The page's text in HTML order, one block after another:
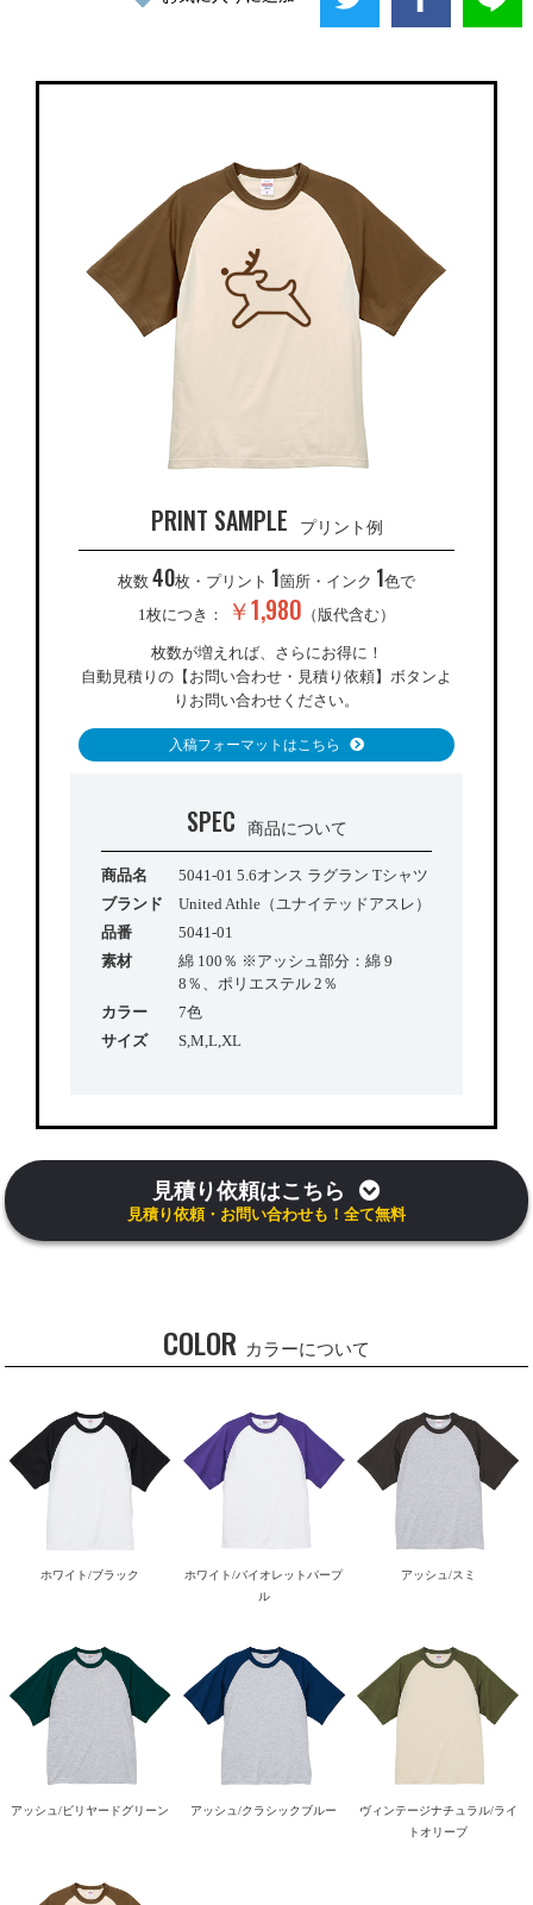
PRINT SAMPLE プリント例
枚数 40枚・プリント 1箇所・インク 1色で
1枚につき：
￥1,980 （版代含む）
枚数が増えれば、さらにお得に！
自動見積りの【お問い合わせ・見積り依頼】ボタンよ
りお問い合わせください。
入稿フォーマットはこちら
SPEC 商品について
商品名
5041-01 5.6オンス ラグラン Tシャツ
ブランド
United Athle（ユナイテッドアスレ）
品番
5041-01
素材
綿 100％ ※アッシュ部分：綿 9
8％、ポリエステル 2％
カラー
7色
サイズ
S,M,L,XL
見積り依頼はこちら
見積り依頼・お問い合わせも！全て無料
COLOR カラーについて
ホワイト/ブラック
ホワイト/バイオレットパープ
ル
アッシュ/スミ
アッシュ/ビリヤードグリーン アッシュ/クラシックブルー
ヴィンテージナチュラル/ライ
トオリーブ